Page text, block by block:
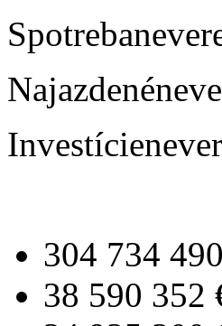
Spotreba
Najazdené
Investície
304 734
38 590 352